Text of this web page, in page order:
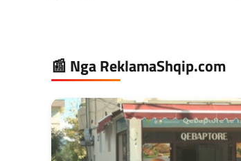
📰 Nga ReklamaShqip.com